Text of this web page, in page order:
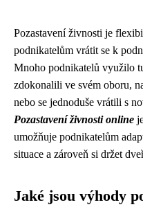
Pozastavení živnosti je
podnikatelům vrátit se k
Mnoho podnikatelů využilo
zdokonalili ve svém oboru,
nebo se jednoduše vrátili s
Pozastavení živnosti online
umožňuje podnikatelům
situace a zároveň si držet
Jaké jsou výhody